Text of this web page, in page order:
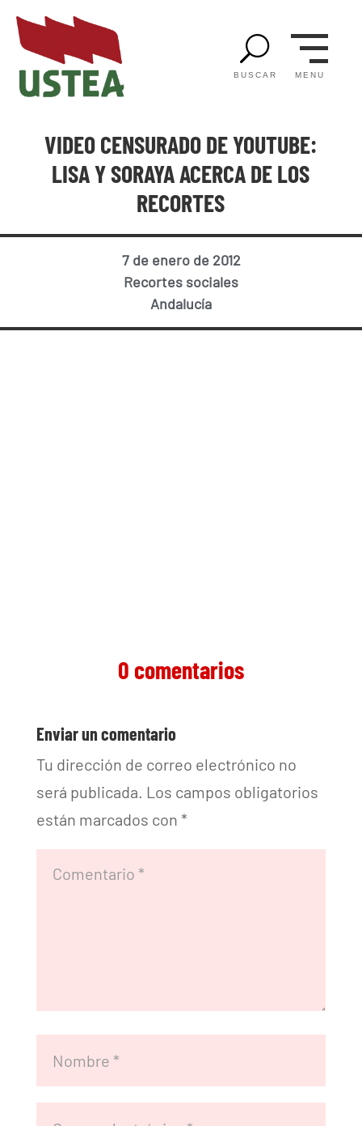
U
BUSCAR MENU
VIDEO CENSURADO DE YOUTUBE:
LISA Y SORAYA ACERCA DE LOS
RECORTES
7 de enero de 2012
Recortes sociales
Andalucía
0 comentarios
Enviar un comentario
Tu dirección de correo electrónico no
será publicada. Los campos obligatorios
están marcados con *